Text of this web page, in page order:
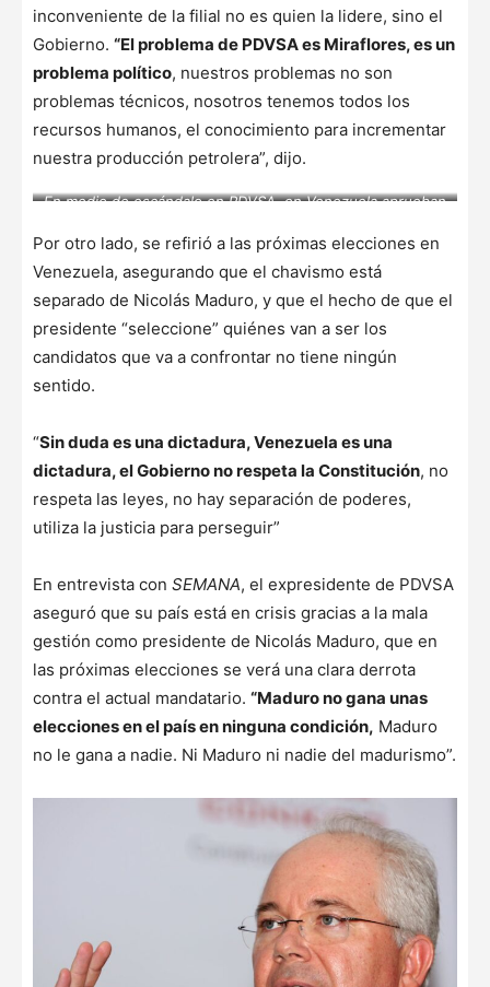
inconveniente de la filial no es quien la lidere, sino el
Gobierno. “El problema de PDVSA es Miraflores, es un
problema político, nuestros problemas no son
problemas técnicos, nosotros tenemos todos los
recursos humanos, el conocimiento para incrementar
nuestra producción petrolera”, dijo.
En medio de escándalo en PDVSA, en Venezuela aprueban
(Photo by Pedro Rances Mattey/picture alliance via Getty
Images) – Foto: dpa/picture alliance via Getty I
Por otro lado, se refirió a las próximas elecciones en
Venezuela, asegurando que el chavismo está
separado de Nicolás Maduro, y que el hecho de que el
presidente “seleccione” quiénes van a ser los
candidatos que va a confrontar no tiene ningún
sentido.
“Sin duda es una dictadura, Venezuela es una
dictadura, el Gobierno no respeta la Constitución, no
respeta las leyes, no hay separación de poderes,
utiliza la justicia para perseguir”
En entrevista con SEMANA, el expresidente de PDVSA
aseguró que su país está en crisis gracias a la mala
gestión como presidente de Nicolás Maduro, que en
las próximas elecciones se verá una clara derrota
contra el actual mandatario. “Maduro no gana unas
elecciones en el país en ninguna condición, Maduro
no le gana a nadie. Ni Maduro ni nadie del madurismo”.